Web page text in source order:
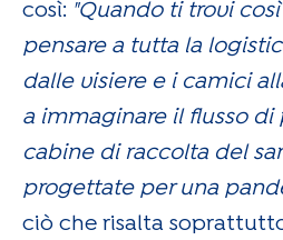
così: "Quando ti trovi
pensare a tutta la
dalle visiere e i camici
a immaginare il flusso di
cabine di raccolta del
progettate per una
ciò che risalta